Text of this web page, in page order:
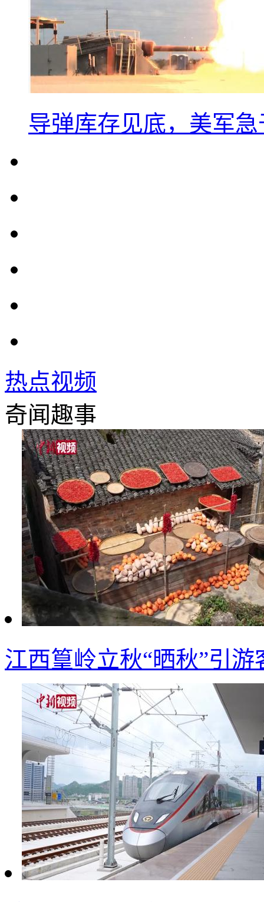
导弹库存见底，美军
热点视频
奇闻趣事
江西篁岭立秋“晒秋”引游